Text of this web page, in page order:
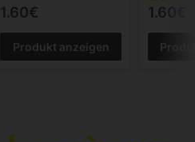
1.60€
Produkt anzeigen
1.60€